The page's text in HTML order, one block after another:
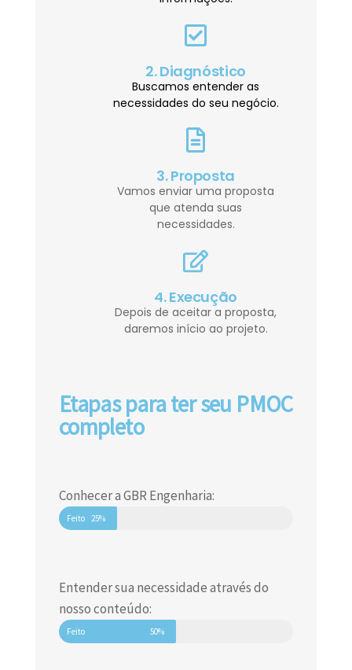
2. Diagnóstico
Buscamos entender as
necessidades do seu negócio.
3. Proposta
Vamos enviar uma proposta
que atenda suas
necessidades.
4. Execução
Depois de aceitar a proposta,
daremos início ao projeto.
Etapas para ter seu PMOC
completo
Conhecer a GBR Engenharia:
Feito 25%
Entender sua necessidade através do
nosso conteúdo:
Feito 50%